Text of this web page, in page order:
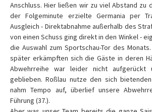
Anschluss. Hier ließen wir zu viel Abstand zu
der Folgeminute erzielte Germania per
Ausgleich - Direktabnahme außerhalb des
von einen Schuss ging direkt in den Winkel -
die Auswahl zum Sportschau-Tor des
später erkämpften sich die Gäste in deren
Abwehrreihe war leider nicht
geblieben. Roßlau nutze den sich
nahm Tempo auf, überlief unsere
Führung (37.).